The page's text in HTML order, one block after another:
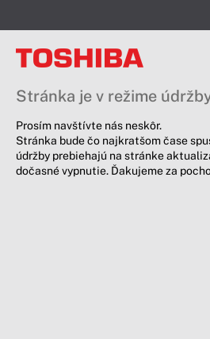
Stránka je v režime
Prosím navštívte nás neskôr.
Stránka bude čo najkratšom čase
údržby prebiehajú na stránke
dočasné vypnutie. Ďakujeme za